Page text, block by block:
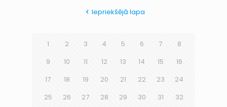
Iepriekšējā lapa
1 2 3 4 5 6 7
8
9
10 11 12 13 14 15
16
17
18 19 20 21 22 23
24
25
26 27 28 29 30 31
32